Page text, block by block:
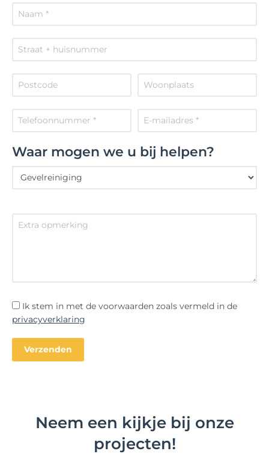
Waar mogen we u bij helpen?
Ik stem in met de voorwaarden zoals vermeld in de
privacyverklaring
Neem een kijkje bij onze
projecten!